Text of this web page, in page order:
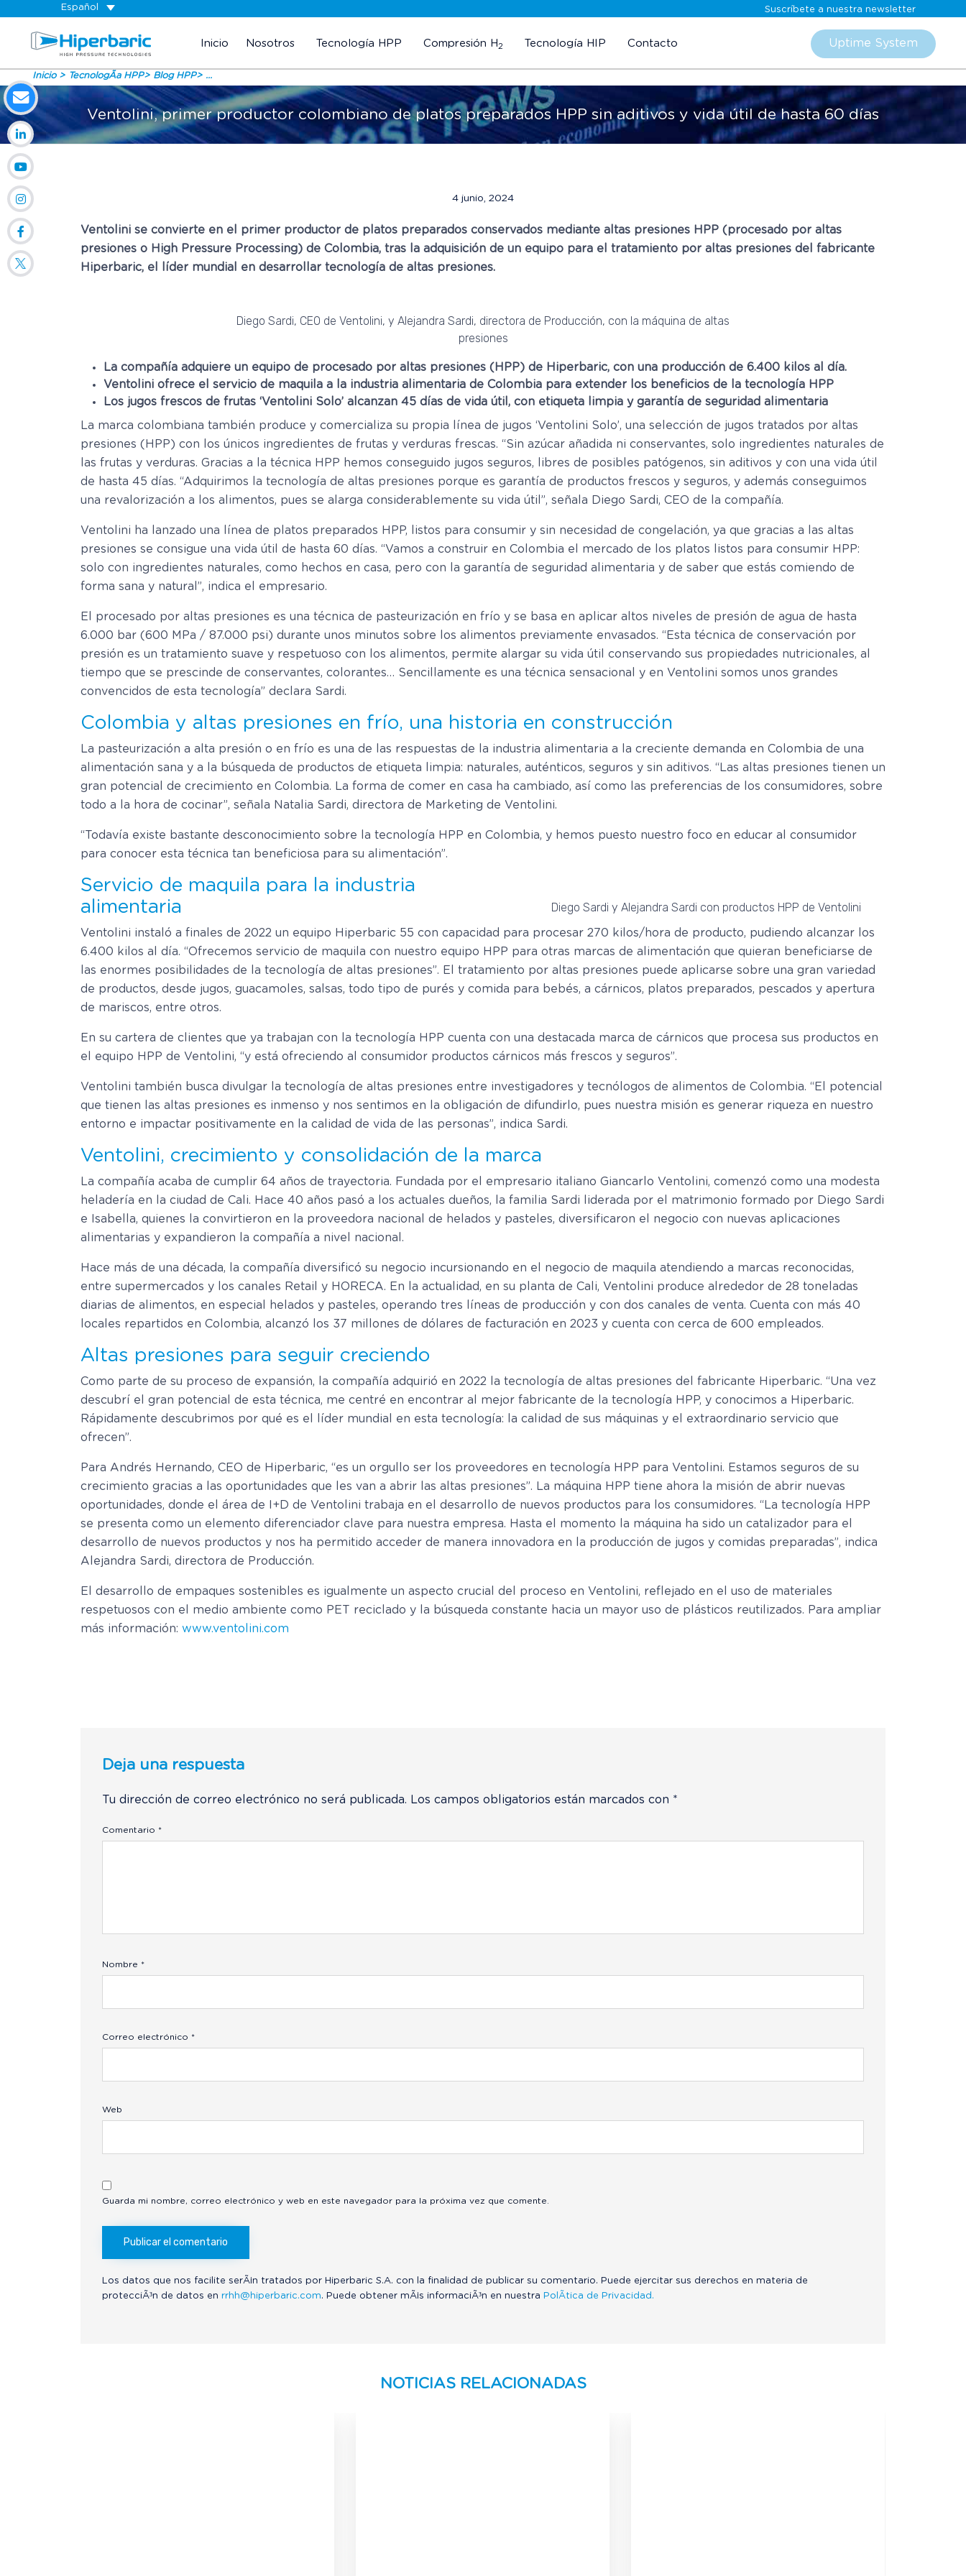
Español Suscríbete a nuestra newsletter
Inicio Nosotros Tecnología HPP Compresión H2 Tecnología HIP Contacto Uptime System
Inicio TecnologÃ­a HPP Blog HPP ...
Ventolini, primer productor colombiano de platos preparados HPP sin aditivos y vida útil de hasta 60 días
4 junio, 2024
Ventolini se convierte en el primer productor de platos preparados conservados mediante altas presiones HPP (procesado por altas
presiones o High Pressure Processing) de Colombia, tras la adquisición de un equipo para el tratamiento por altas presiones del fabricante
Hiperbaric, el líder mundial en desarrollar tecnología de altas presiones.
Diego Sardi, CEO de Ventolini, y Alejandra Sardi, directora de Producción, con la máquina de altas
presiones
La compañía adquiere un equipo de procesado por altas presiones (HPP) de Hiperbaric, con una producción de 6.400 kilos al día.
Ventolini ofrece el servicio de maquila a la industria alimentaria de Colombia para extender los beneficios de la tecnología HPP
Los jugos frescos de frutas ‘Ventolini Solo’ alcanzan 45 días de vida útil, con etiqueta limpia y garantía de seguridad alimentaria
La marca colombiana también produce y comercializa su propia línea de jugos ‘Ventolini Solo’, una selección de jugos tratados por altas
presiones (HPP) con los únicos ingredientes de frutas y verduras frescas. “Sin azúcar añadida ni conservantes, solo ingredientes naturales de
las frutas y verduras. Gracias a la técnica HPP hemos conseguido jugos seguros, libres de posibles patógenos, sin aditivos y con una vida útil
de hasta 45 días. “Adquirimos la tecnología de altas presiones porque es garantía de productos frescos y seguros, y además conseguimos
una revalorización a los alimentos, pues se alarga considerablemente su vida útil”, señala Diego Sardi, CEO de la compañía.
Ventolini ha lanzado una línea de platos preparados HPP, listos para consumir y sin necesidad de congelación, ya que gracias a las altas
presiones se consigue una vida útil de hasta 60 días. “Vamos a construir en Colombia el mercado de los platos listos para consumir HPP:
solo con ingredientes naturales, como hechos en casa, pero con la garantía de seguridad alimentaria y de saber que estás comiendo de
forma sana y natural”, indica el empresario.
El procesado por altas presiones es una técnica de pasteurización en frío y se basa en aplicar altos niveles de presión de agua de hasta
6.000 bar (600 MPa / 87.000 psi) durante unos minutos sobre los alimentos previamente envasados. “Esta técnica de conservación por
presión es un tratamiento suave y respetuoso con los alimentos, permite alargar su vida útil conservando sus propiedades nutricionales, al
tiempo que se prescinde de conservantes, colorantes… Sencillamente es una técnica sensacional y en Ventolini somos unos grandes
convencidos de esta tecnología” declara Sardi.
Colombia y altas presiones en frío, una historia en construcción
La pasteurización a alta presión o en frío es una de las respuestas de la industria alimentaria a la creciente demanda en Colombia de una
alimentación sana y a la búsqueda de productos de etiqueta limpia: naturales, auténticos, seguros y sin aditivos. “Las altas presiones tienen un
gran potencial de crecimiento en Colombia. La forma de comer en casa ha cambiado, así como las preferencias de los consumidores, sobre
todo a la hora de cocinar”, señala Natalia Sardi, directora de Marketing de Ventolini.
“Todavía existe bastante desconocimiento sobre la tecnología HPP en Colombia, y hemos puesto nuestro foco en educar al consumidor
para conocer esta técnica tan beneficiosa para su alimentación”.
Diego Sardi y Alejandra Sardi con productos HPP de Ventolini
Servicio de maquila para la industria
alimentaria
Ventolini instaló a finales de 2022 un equipo Hiperbaric 55 con capacidad para procesar 270 kilos/hora de producto, pudiendo alcanzar los
6.400 kilos al día. “Ofrecemos servicio de maquila con nuestro equipo HPP para otras marcas de alimentación que quieran beneficiarse de
las enormes posibilidades de la tecnología de altas presiones”. El tratamiento por altas presiones puede aplicarse sobre una gran variedad
de productos, desde jugos, guacamoles, salsas, todo tipo de purés y comida para bebés, a cárnicos, platos preparados, pescados y apertura
de mariscos, entre otros.
En su cartera de clientes que ya trabajan con la tecnología HPP cuenta con una destacada marca de cárnicos que procesa sus productos en
el equipo HPP de Ventolini, “y está ofreciendo al consumidor productos cárnicos más frescos y seguros”.
Ventolini también busca divulgar la tecnología de altas presiones entre investigadores y tecnólogos de alimentos de Colombia. “El potencial
que tienen las altas presiones es inmenso y nos sentimos en la obligación de difundirlo, pues nuestra misión es generar riqueza en nuestro
entorno e impactar positivamente en la calidad de vida de las personas”, indica Sardi.
Ventolini, crecimiento y consolidación de la marca
La compañía acaba de cumplir 64 años de trayectoria. Fundada por el empresario italiano Giancarlo Ventolini, comenzó como una modesta
heladería en la ciudad de Cali. Hace 40 años pasó a los actuales dueños, la familia Sardi liderada por el matrimonio formado por Diego Sardi
e Isabella, quienes la convirtieron en la proveedora nacional de helados y pasteles, diversificaron el negocio con nuevas aplicaciones
alimentarias y expandieron la compañía a nivel nacional.
Hace más de una década, la compañía diversificó su negocio incursionando en el negocio de maquila atendiendo a marcas reconocidas,
entre supermercados y los canales Retail y HORECA. En la actualidad, en su planta de Cali, Ventolini produce alrededor de 28 toneladas
diarias de alimentos, en especial helados y pasteles, operando tres líneas de producción y con dos canales de venta. Cuenta con más 40
locales repartidos en Colombia, alcanzó los 37 millones de dólares de facturación en 2023 y cuenta con cerca de 600 empleados.
Altas presiones para seguir creciendo
Como parte de su proceso de expansión, la compañía adquirió en 2022 la tecnología de altas presiones del fabricante Hiperbaric. “Una vez
descubrí el gran potencial de esta técnica, me centré en encontrar al mejor fabricante de la tecnología HPP, y conocimos a Hiperbaric.
Rápidamente descubrimos por qué es el líder mundial en esta tecnología: la calidad de sus máquinas y el extraordinario servicio que
ofrecen”.
Para Andrés Hernando, CEO de Hiperbaric, “es un orgullo ser los proveedores en tecnología HPP para Ventolini. Estamos seguros de su
crecimiento gracias a las oportunidades que les van a abrir las altas presiones”. La máquina HPP tiene ahora la misión de abrir nuevas
oportunidades, donde el área de I+D de Ventolini trabaja en el desarrollo de nuevos productos para los consumidores. “La tecnología HPP
se presenta como un elemento diferenciador clave para nuestra empresa. Hasta el momento la máquina ha sido un catalizador para el
desarrollo de nuevos productos y nos ha permitido acceder de manera innovadora en la producción de jugos y comidas preparadas”, indica
Alejandra Sardi, directora de Producción.
El desarrollo de empaques sostenibles es igualmente un aspecto crucial del proceso en Ventolini, reflejado en el uso de materiales
respetuosos con el medio ambiente como PET reciclado y la búsqueda constante hacia un mayor uso de plásticos reutilizados. Para ampliar
más información: www.ventolini.com
Deja una respuesta
Tu dirección de correo electrónico no será publicada. Los campos obligatorios están marcados con *
Comentario *
Nombre *
Correo electrónico *
Web
Guarda mi nombre, correo electrónico y web en este navegador para la próxima vez que comente.
Los datos que nos facilite serÃ¡n tratados por Hiperbaric S.A. con la finalidad de publicar su comentario. Puede ejercitar sus derechos en materia de
protecciÃ³n de datos en rrhh@hiperbaric.com. Puede obtener mÃ¡s informaciÃ³n en nuestra PolÃ­tica de Privacidad.
NOTICIAS RELACIONADAS